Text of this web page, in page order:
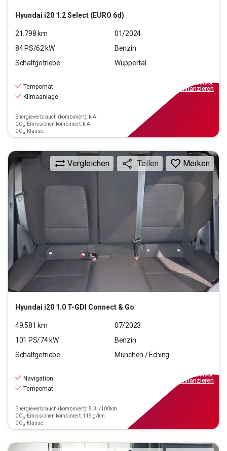
Hyundai i20 1.2 Select (EURO 6d)
21.798 km
01/2024
84PS/62kW
Benzin
Schaltgetriebe
Wuppertal
Tempomat
Klimaanlage
Energieverbrauch (kombiniert): k.A.
CO₂-Emissionen kombiniert: k.A.
CO₂-Klasse:
inkl.MwSt.
finanzieren
Hyundai i20 1.0 T-GDI Connect & Go
Vergleichen Teilen Merken
49.581 km
07/2023
101 PS/74kW
Benzin
Schaltgetriebe
München / Eching
Navigation
Tempomat
Energieverbrauch (kombiniert): 5.3 l/100km
CO₂-Emissionen kombiniert: 119 g/km
CO₂-Klasse:
inkl.MwSt.
finanzieren